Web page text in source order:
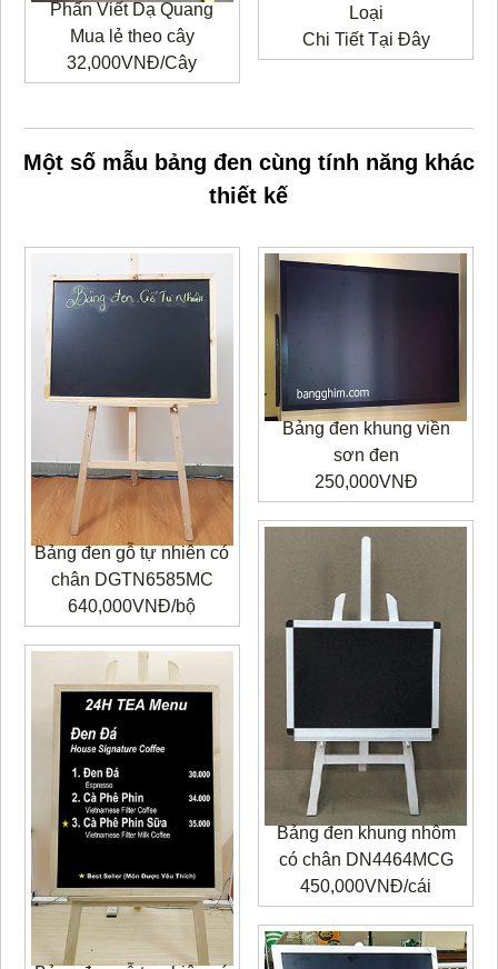
Phấn Viết Dạ Quang
Mua lẻ theo cây
32,000VNĐ/Cây
Loại
Chi Tiết Tại Đây
Một số mẫu bảng đen cùng tính năng khác
thiết kế
Bảng đen gỗ tự nhiên có
chân DGTN6585MC
640,000VNĐ/bộ
Bảng đen khung viền
sơn đen
250,000VNĐ
Bảng đen khung nhôm
có chân DN4464MCG
450,000VNĐ/cái